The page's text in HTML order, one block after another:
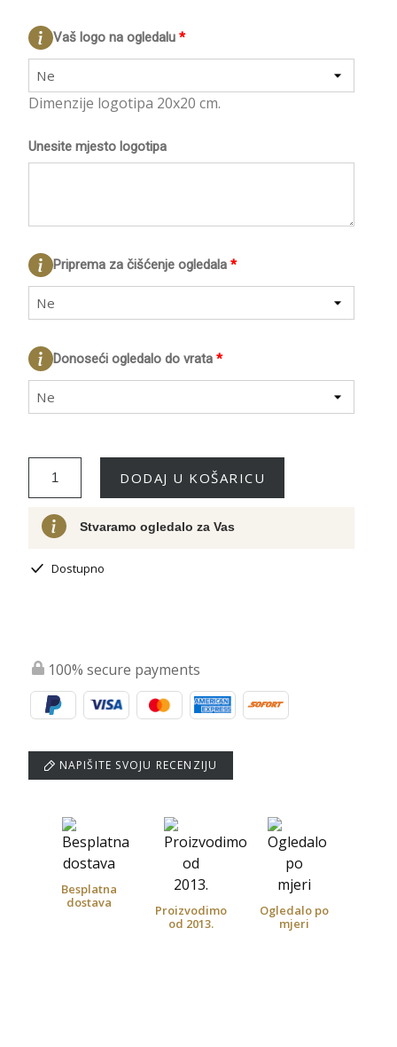
*
Vaš logo na ogledalu
Ne
Dimenzije logotipa 20x20 cm.
Unesite mjesto logotipa
*
Priprema za čišćenje ogledala
Ne
*
Donoseći ogledalo do vrata
Ne
DODAJ U KOŠARICU
Stvaramo ogledalo za Vas
Dostupno
100% secure payments
NAPIŠITE SVOJU RECENZIJU
Besplatna
dostava
Proizvodimo
od 2013.
Ogledalo po
mjeri